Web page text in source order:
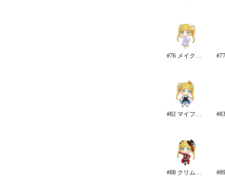
#76 メイク・マイ・トレンド
#82 マイファーストスター
#88 クリムゾン・ロッカーズ